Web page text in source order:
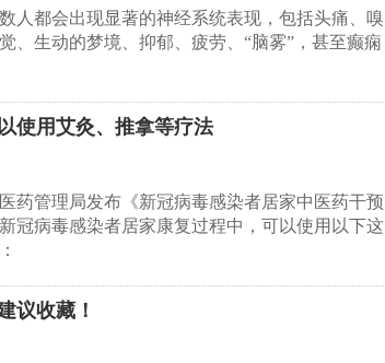
人都会出现显著的神经系统表现，包括头痛、嗅
、生动的梦境、抑郁、疲劳、“脑雾”，甚至癫痫
使用艾灸、推拿等疗法
药管理局发布《新冠病毒感染者居家中医药干预
冠病毒感染者居家康复过程中，可以使用以下这
议收藏！